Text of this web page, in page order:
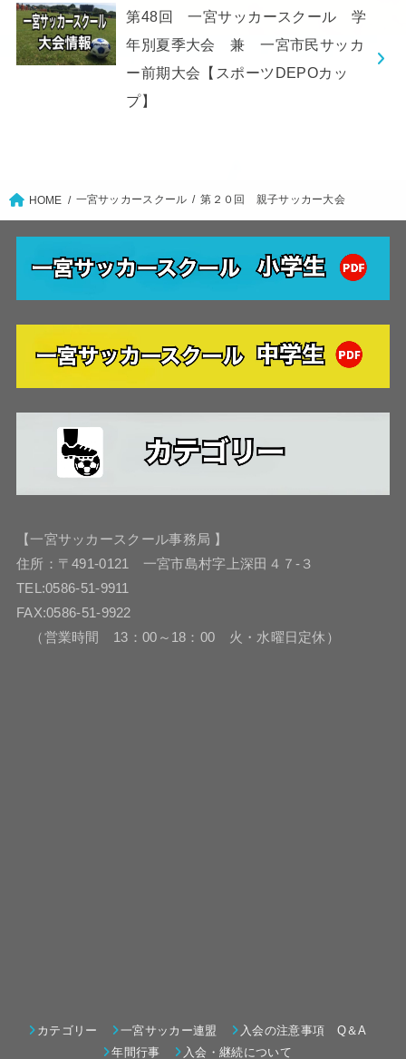
第48回 一宮サッカースクール 学
年別夏季大会 兼 一宮市民サッカ
ー前期大会【スポーツDEPOカッ
プ】
HOME 一宮サッカースクール 第２０回 親子サッカー大会
【一宮サッカースクール事務局 】
住所：〒491-0121 一宮市島村字上深田４７-３
TEL:0586-51-9911
FAX:0586-51-9922
（営業時間 13：00～18：00 火・水曜日定休）
カテゴリー 一宮サッカー連盟
入会の注意事項 Q＆A
年間行事
入会・継続について